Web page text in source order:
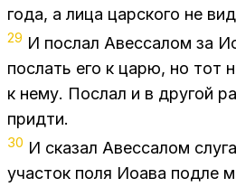
года, а лица цар­ско­го не
29 И по­слал Авес­са­лом за
по­слать его к царю, но тот
к нему. По­слал и в дру­гой
прид­ти.
30 И ска­зал Авес­са­лом
уча­сток поля Ио­ава под­ле